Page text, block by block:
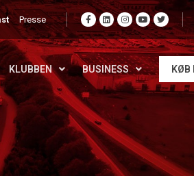
Presse
KLUBBEN BUSINESS KØB